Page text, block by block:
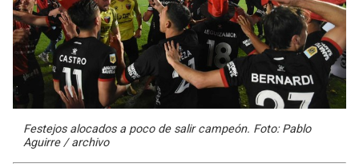
Festejos alocados a poco de salir campeón. Foto: Pablo
Aguirre / archivo